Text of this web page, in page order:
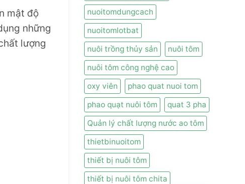
mật độ
những
lượng
nuoitomdungcach
nuoitomlotbat
nuôi trồng thủy sản
nuôi tôm
nuôi tôm công nghệ cao
oxy viên
phao quat nuoi tom
phao quạt nuôi tôm
quat 3 pha
Quản lý chất lượng nước ao tôm
thietbinuoitom
thiết bị nuôi tôm
thiết bị nuôi tôm chita